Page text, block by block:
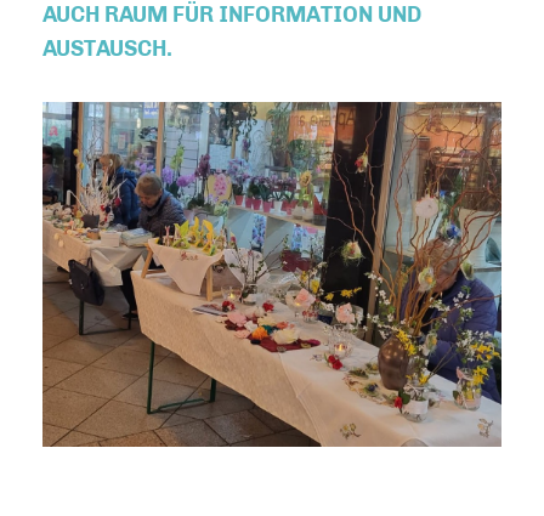
UCH RAUM FÜR INFORMATION UND A
USTAUSCH.